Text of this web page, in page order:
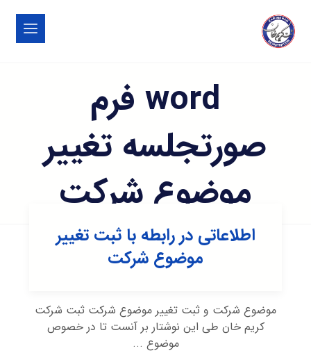
word فرم
صورتجلسه تغییر
موضوع شرکت
اطلاعاتی در رابطه با ثبت تغییر
موضوع شرکت
موضوع شرکت و ثبت تغییر موضوع شرکت ثبت شرکت
کریم خان طی این نوشتار بر آنست تا در خصوص
موضوع ...